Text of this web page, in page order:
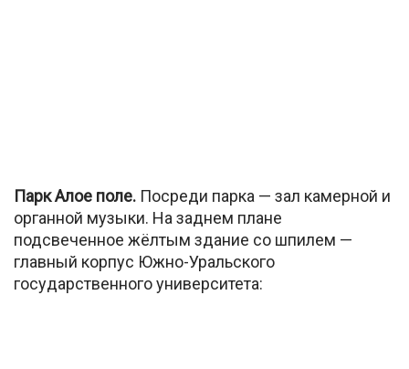
Парк Алое поле. Посреди парка — зал камерной и
органной музыки. На заднем плане
подсвеченное жёлтым здание со шпилем —
главный корпус Южно-Уральского
государственного университета: